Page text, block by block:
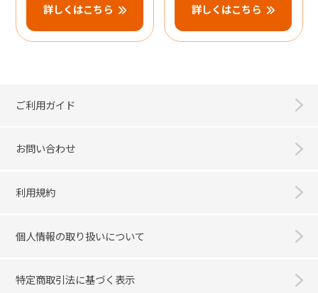
詳しくはこちら 詳しくはこちら
ご利用ガイド
お問い合わせ
利用規約
個人情報の取り扱いについて
特定商取引法に基づく表示